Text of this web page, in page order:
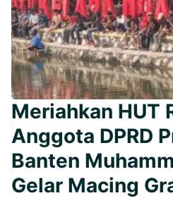
Meriahkan HUT
Anggota DPRD
Banten
Gelar Macing